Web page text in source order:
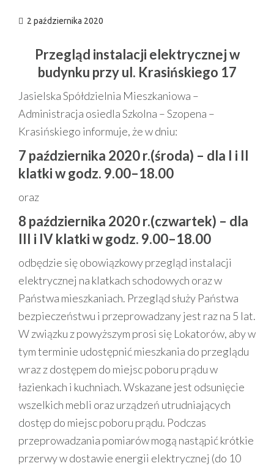
2 października 2020
Przegląd instalacji elektrycznej w
budynku przy ul. Krasińskiego 17
Jasielska Spółdzielnia Mieszkaniowa –
Administracja osiedla Szkolna – Szopena –
Krasińskiego informuje, że w dniu:
7 października 2020 r.(środa) – dla I i II
klatki w godz. 9.00–18.00
oraz
8 października 2020 r.(czwartek) – dla
III i IV klatki w godz. 9.00–18.00
odbędzie się obowiązkowy przegląd instalacji
elektrycznej na klatkach schodowych oraz w
Państwa mieszkaniach. Przegląd służy Państwa
bezpieczeństwu i przeprowadzany jest raz na 5 lat.
W związku z powyższym prosi się Lokatorów, aby w
tym terminie udostępnić mieszkania do przeglądu
wraz z dostępem do miejsc poboru prądu w
łazienkach i kuchniach. Wskazane jest odsunięcie
wszelkich mebli oraz urządzeń utrudniających
dostęp do miejsc poboru prądu. Podczas
przeprowadzania pomiarów mogą nastąpić krótkie
przerwy w dostawie energii elektrycznej (do 10